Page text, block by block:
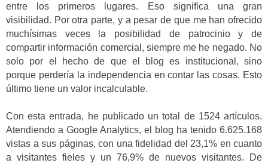
entre los primeros lugares. Eso significa una gran
visibilidad. Por otra parte, y a pesar de que me han ofrecido
muchísimas veces la posibilidad de patrocinio y de
compartir información comercial, siempre me he negado. No
solo por el hecho de que el blog es institucional, sino
porque perdería la independencia en contar las cosas. Esto
último tiene un valor incalculable.
Con esta entrada, he publicado un total de 1524 artículos.
Atendiendo a Google Analytics, el blog ha tenido 6.625.168
vistas a sus páginas, con una fidelidad del 23,1% en cuanto
a visitantes fieles y un 76,9% de nuevos visitantes. De